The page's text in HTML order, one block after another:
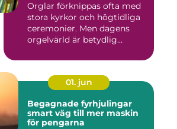
Orglar förknippas ofta med
stora kyrkor och högtidliga
ceremonier. Men dagens
orgelvärld är betydlig...
01. jun
Begagnade fyrhjulingar
smart väg till mer maskin
för pengarna